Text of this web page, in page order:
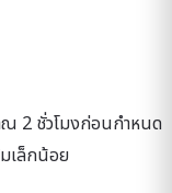
ณ 2 ชั่วโมงก่อนกำหนด
เล็กน้อย